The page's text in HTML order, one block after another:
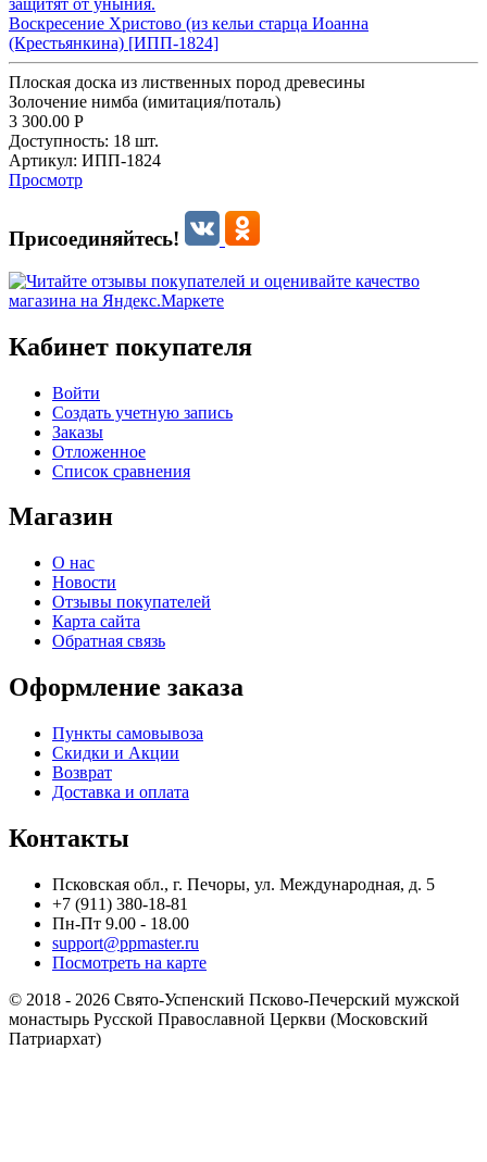
Воскресение Христово (из кельи старца Иоанна
(Крестьянкина) [ИПП-1824]
Плоская доска из лиственных пород древесины
Золочение нимба (имитация/поталь)
3 300.00 Р
Доступность: 18 шт.
Артикул: ИПП-1824
Просмотр
Присоединяйтесь!
Кабинет покупателя
Войти
Создать учетную запись
Заказы
Отложенное
Список сравнения
Магазин
О нас
Новости
Отзывы покупателей
Карта сайта
Обратная связь
Оформление заказа
Пункты самовывоза
Скидки и Акции
Возврат
Доставка и оплата
Контакты
Псковская обл., г. Печоры, ул. Международная, д. 5
+7 (911) 380-18-81
Пн-Пт 9.00 - 18.00
support@ppmaster.ru
Посмотреть на карте
© 2018 - 2026 Свято-Успенский Псково-Печерский мужской
монастырь Русской Православной Церкви (Московский
Патриархат)